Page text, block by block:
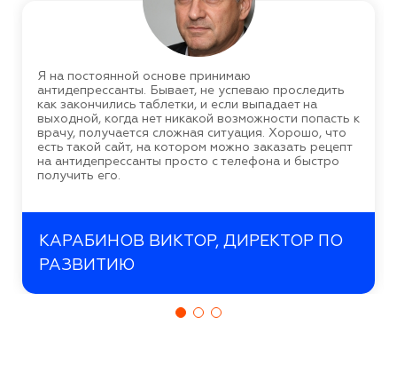
Я на постоянной основе принимаю
антидепрессанты. Бывает, не успеваю проследить
как закончились таблетки, и если выпадает на
выходной, когда нет никакой возможности попасть к
врачу, получается сложная ситуация. Хорошо, что
есть такой сайт, на котором можно заказать рецепт
на антидепрессанты просто с телефона и быстро
получить его.
КАРАБИНОВ ВИКТОР, ДИРЕКТОР ПО
РАЗВИТИЮ